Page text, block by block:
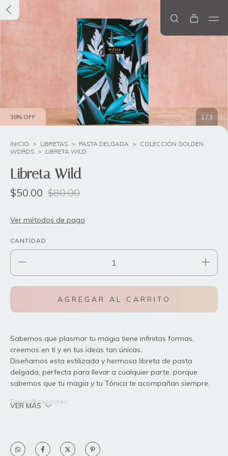
38% OFF 1 /3
INICIO > LIBRETAS > PASTA DELGADA > COLECCIÓN GOLDEN
WORDS > LIBRETA WILD
Libreta Wild
$50.00 $80.00
Ver métodos de pago
CANTIDAD
Sabemos que plasmar tu magia tiene infinitas formas,
creemos en ti y en tus ideas tan únicas.
Diseñamos esta estilizada y hermosa libreta de pasta
delgada, perfecta para llevar a cualquier parte, porque
sabemos que tu magia y tu Tónica te acompañan siempre.
Especificaciones:
50 hojas punteadas de papel bond de 90g a blanco y
VER MÁS